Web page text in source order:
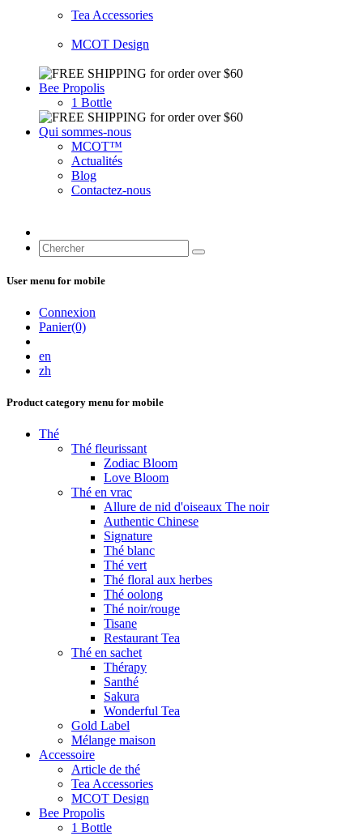
Tea Accessories
MCOT Design
Bee Propolis
1 Bottle
Qui sommes-nous
MCOT™
Actualités
Blog
Contactez-nous
User menu for mobile
Connexion
Panier(0)
en
zh
Product category menu for mobile
Thé
Thé fleurissant
Zodiac Bloom
Love Bloom
Thé en vrac
Allure de nid d'oiseaux The noir
Authentic Chinese
Signature
Thé blanc
Thé vert
Thé floral aux herbes
Thé oolong
Thé noir/rouge
Tisane
Restaurant Tea
Thé en sachet
Thérapy
Santhé
Sakura
Wonderful Tea
Gold Label
Mélange maison
Accessoire
Article de thé
Tea Accessories
MCOT Design
Bee Propolis
1 Bottle